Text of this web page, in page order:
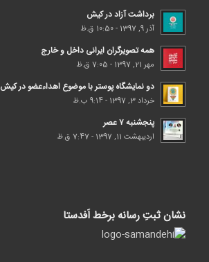
برداشت آزاد در کیش
آذر 9, 1397 - 10:50 ق.ظ
همه تصویرگران ایرانی داخل و خارج
مهر 21, 1397 - 7:05 ق.ظ
دو نمایشگاه پوستر با موضوع اهداء‌عضو در کیش
خرداد 3, 1397 - 9:14 ب.ظ
پنجشنبه ۷ عصر
اردیبهشت 11, 1397 - 7:47 ق.ظ
نشان ثبتِ رسانه برخط اَفدستا